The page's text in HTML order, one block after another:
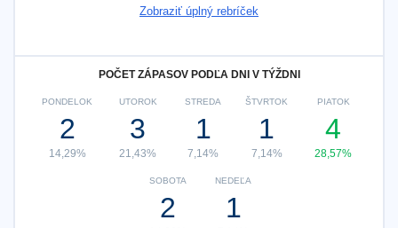
Zobraziť úplný rebríček
POČET ZÁPASOV PODĽA DNI V TÝŽDNI
PONDELOK
2
14,29%
UTOROK
3
21,43%
STREDA
1
7,14%
ŠTVRTOK
1
7,14%
PIATOK
4
28,57%
SOBOTA
2
NEDEĽA
1